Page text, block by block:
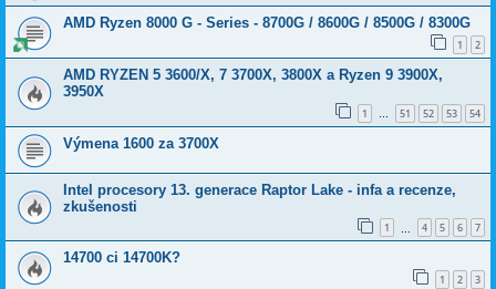
AMD Ryzen 8000 G - Series - 8700G / 8600G / 8500G / 8300G
1 2
AMD RYZEN 5 3600/X, 7 3700X, 3800X a Ryzen 9 3900X,
3950X
1 … 51 52 53 54
Výmena 1600 za 3700X
Intel procesory 13. generace Raptor Lake - infa a recenze,
zkušenosti
1 4 5 6 7
14700 ci 14700K?
1 2 3